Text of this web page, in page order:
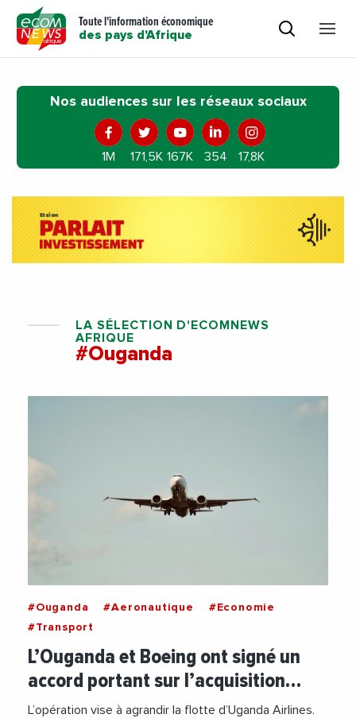
Toute l'information économique
des pays d'Afrique
Nos audiences sur les réseaux sociaux
1M 171,5K 167K 354 17,8K
LA SÉLECTION D'ECOMNEWS
AFRIQUE
#Ouganda
#Ouganda #Aeronautique
#Economie
#Transport
L’Ouganda et Boeing ont signé un
accord portant sur l’acquisition…
L’opération vise à agrandir la flotte d’Uganda Airlines.